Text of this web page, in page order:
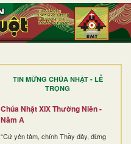
TIN MỪNG CHÚA NHẬT - LỄ
TRỌNG
Chúa Nhật XIX Thường Niên -
Năm A
“Cứ yên tâm, chính Thầy đây, đừng